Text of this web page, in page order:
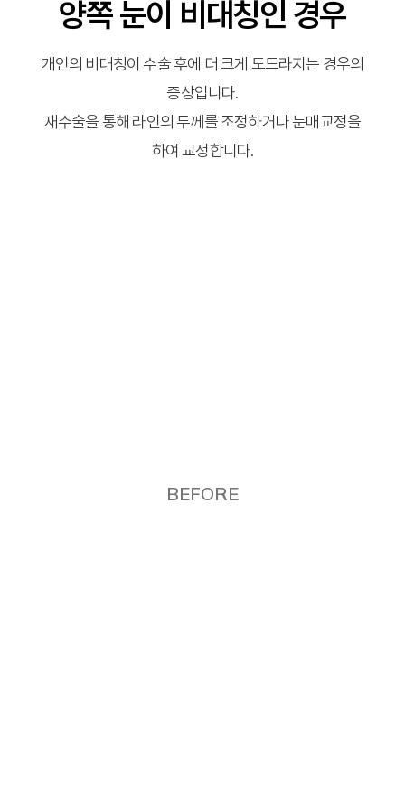
양쪽 눈이 비대칭인 경우
개인의 비대칭이 수술 후에 더 크게 도드라지는 경우의
증상입니다.
재수술을 통해 라인의 두께를 조정하거나 눈매교정을
하여 교정합니다.
BEFORE